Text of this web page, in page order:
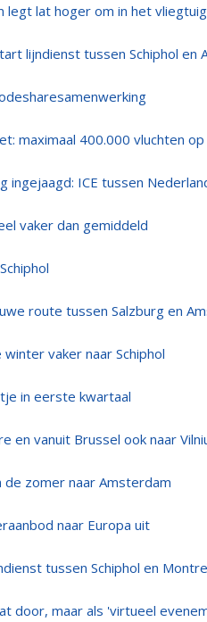
legt lat hoger om in het
lijndienst tussen Schiphol en
maximaal 400.000 vluchten op
ingejaagd: ICE tussen
vaker dan gemiddeld
route tussen Salzburg en
vaker naar Schiphol
in eerste kwartaal
en vanuit Brussel ook naar
de zomer naar Amsterdam
naar Europa uit
tussen Schiphol en
door, maar als 'virtueel